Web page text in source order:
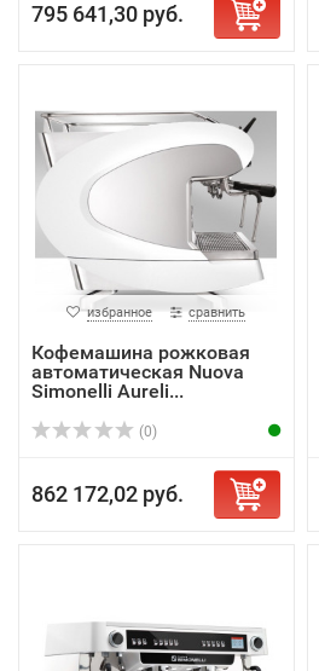
795 641,30 руб.
избранное сравнить
Кофемашина рожковая
автоматическая Nuova
Simonelli Aureli...
(0)
862 172,02 руб.